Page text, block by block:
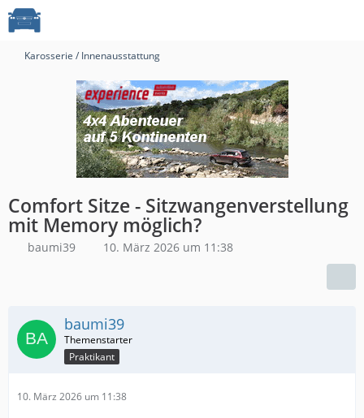
Karosserie / Innenausstattung
Comfort Sitze - Sitzwangenverstellung
mit Memory möglich?
baumi39 10. März 2026 um 11:38
baumi39
Praktikant
10. März 2026 um 11:38